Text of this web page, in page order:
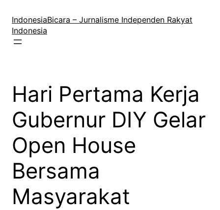
konten
IndonesiaBicara – Jurnalisme Independen Rakyat
Indonesia
Hari Pertama Kerja
Gubernur DIY Gelar
Open House
Bersama
Masyarakat